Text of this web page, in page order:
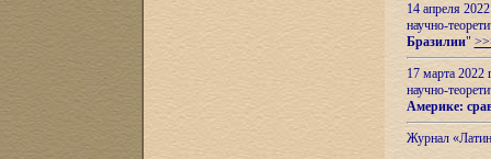
14 апреля
научно-
Бразилии"
17 марта 2022
научно-
Америке:
Журнал